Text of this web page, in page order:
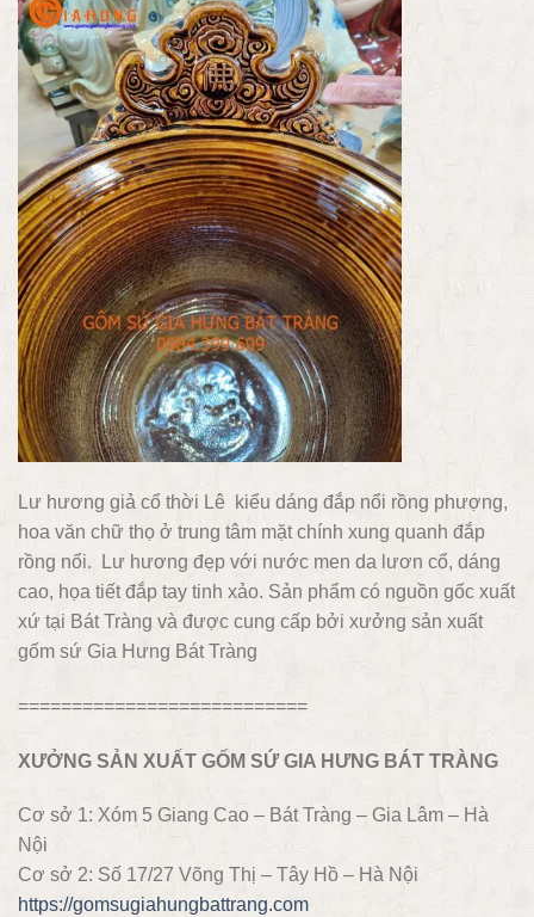
Lư hương giả cổ thời Lê kiểu dáng đắp nổi rồng phượng,
hoa văn chữ thọ ở trung tâm mặt chính xung quanh đắp
rồng nổi. Lư hương đẹp với nước men da lươn cổ, dáng
cao, họa tiết đắp tay tinh xảo. Sản phẩm có nguồn gốc xuất
xứ tại Bát Tràng và được cung cấp bởi xưởng sản xuất
gốm sứ Gia Hưng Bát Tràng
===========================
XƯỞNG SẢN XUẤT GỐM SỨ GIA HƯNG BÁT TRÀNG
Cơ sở 1: Xóm 5 Giang Cao – Bát Tràng – Gia Lâm – Hà
Nội
Cơ sở 2: Số 17/27 Võng Thị – Tây Hồ – Hà Nội
https://gomsugiahungbattrang.com